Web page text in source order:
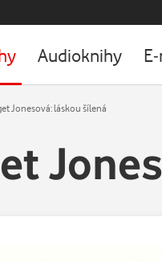
Audioknihy
Jonesová: láskou šílená